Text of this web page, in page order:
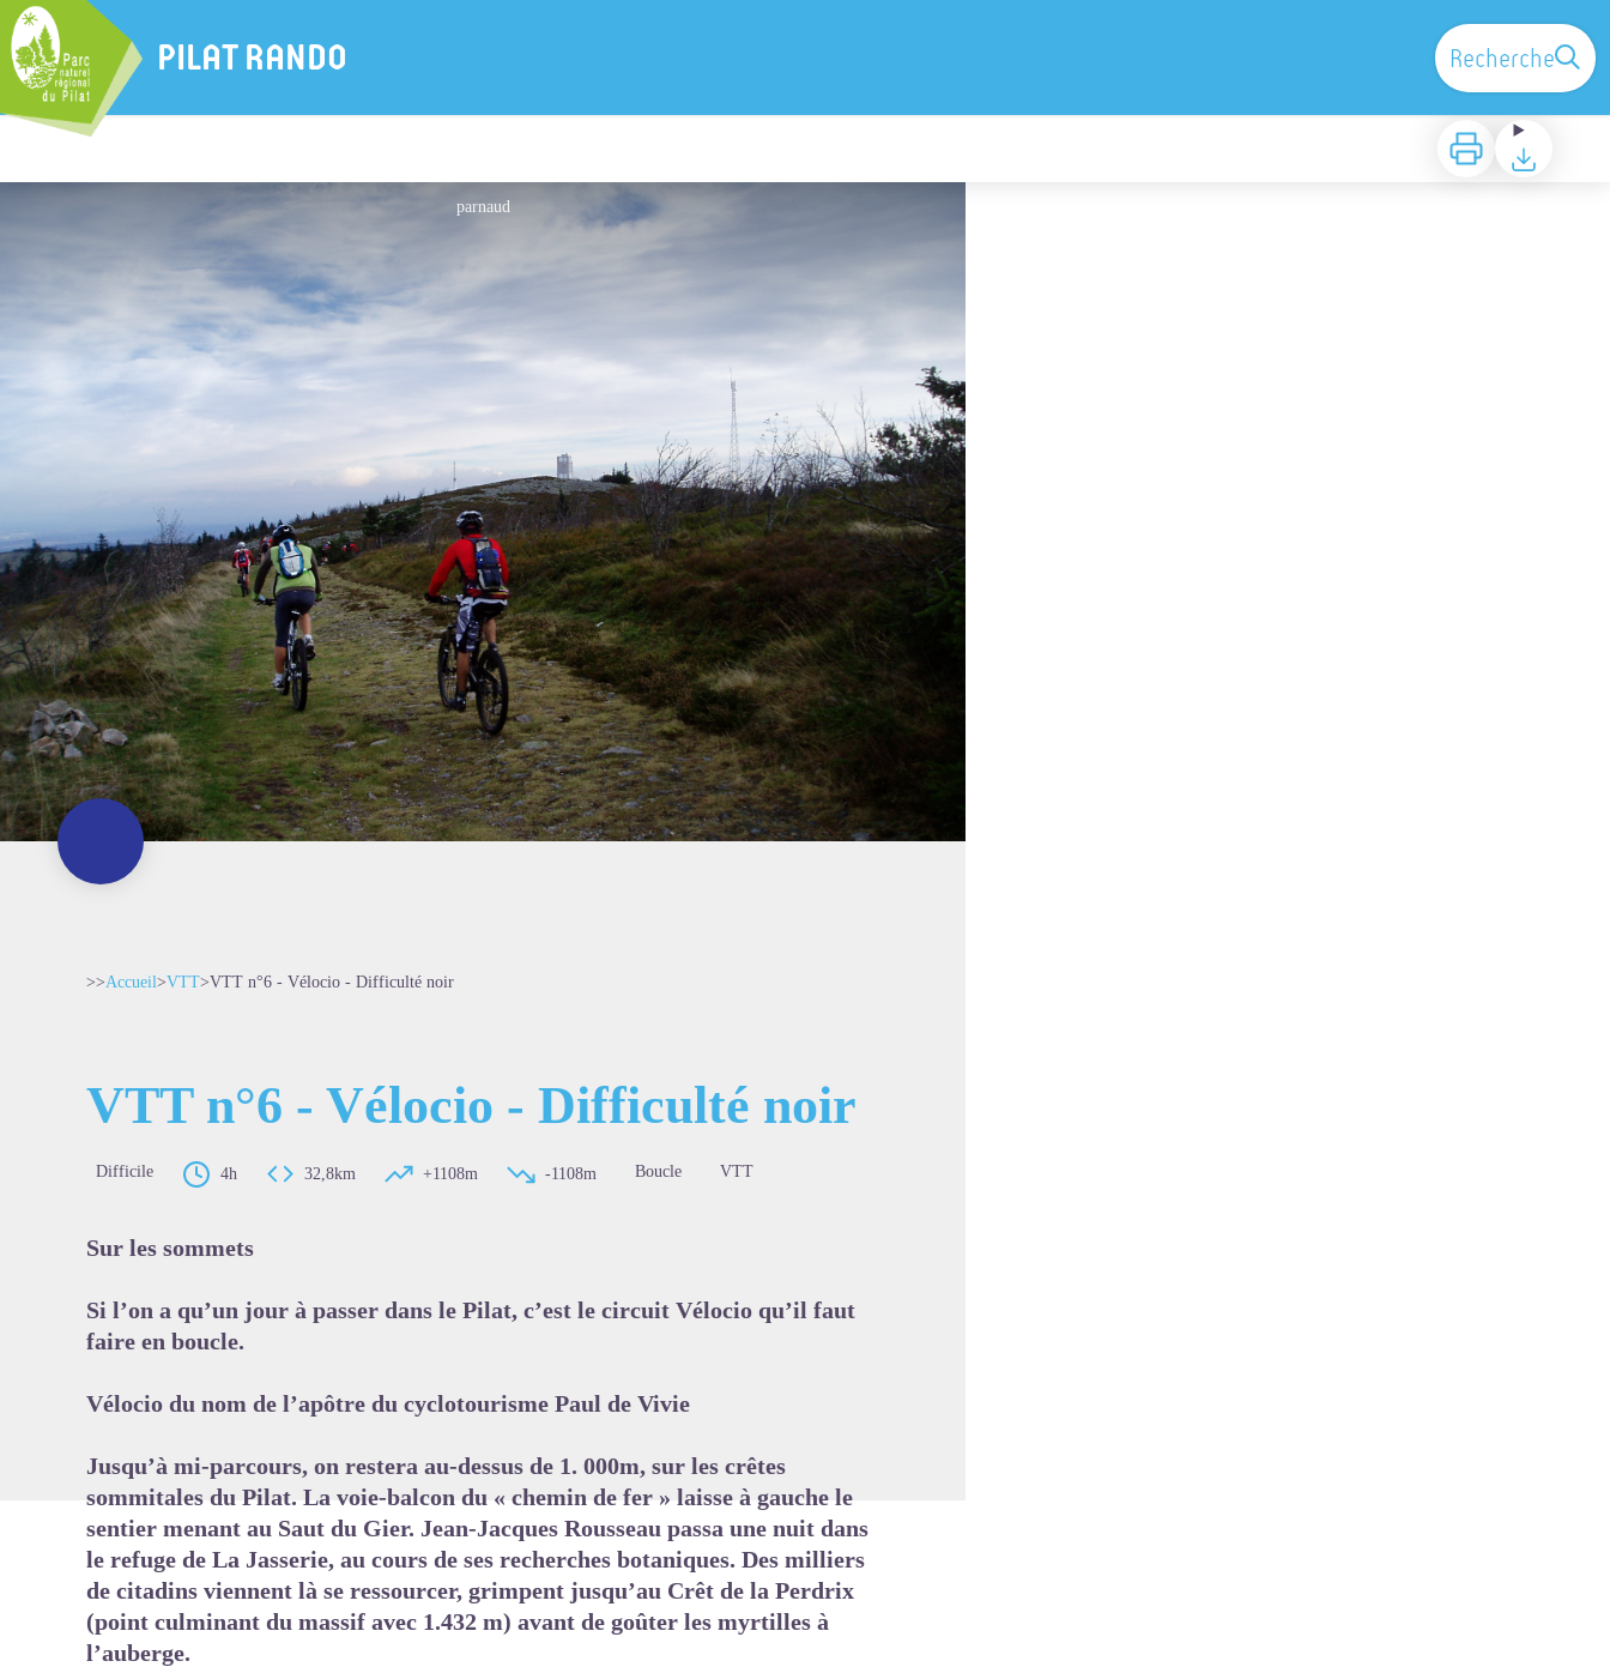
PILAT RANDO Recherche
Imprimer Télécharger
parnaud
Voir l'image en plein écran
>>Accueil>VTT>VTT n°6 - Vélocio - Difficulté noir
VTT n°6 - Vélocio - Difficulté noir
Difficile 4h 32,8km +1108m -1108m Boucle VTT
Sur les sommets
Si l’on a qu’un jour à passer dans le Pilat, c’est le circuit Vélocio qu’il faut
faire en boucle.
Vélocio du nom de l’apôtre du cyclotourisme Paul de Vivie
Jusqu’à mi-parcours, on restera au-dessus de 1. 000m, sur les crêtes
sommitales du Pilat. La voie-balcon du « chemin de fer » laisse à gauche le
sentier menant au Saut du Gier. Jean-Jacques Rousseau passa une nuit dans
le refuge de La Jasserie, au cours de ses recherches botaniques. Des milliers
de citadins viennent là se ressourcer, grimpent jusqu’au Crêt de la Perdrix
(point culminant du massif avec 1.432 m) avant de goûter les myrtilles à
l’auberge.